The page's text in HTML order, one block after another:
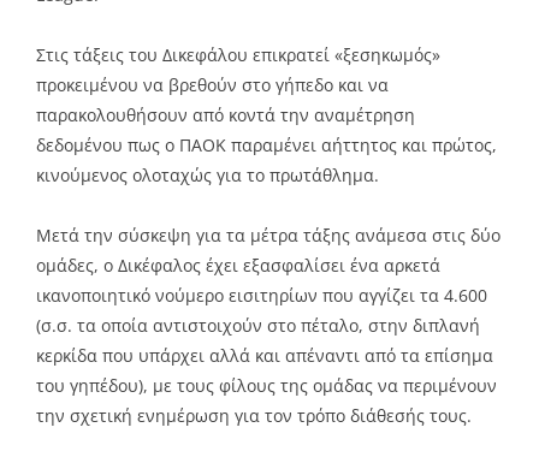
Στις τάξεις του Δικεφάλου επικρατεί «ξεσηκωμός»
προκειμένου να βρεθούν στο γήπεδο και να
παρακολουθήσουν από κοντά την αναμέτρηση
δεδομένου πως ο ΠΑΟΚ παραμένει αήττητος και πρώτος,
κινούμενος ολοταχώς για το πρωτάθλημα.
Μετά την σύσκεψη για τα μέτρα τάξης ανάμεσα στις δύο
ομάδες, ο Δικέφαλος έχει εξασφαλίσει ένα αρκετά
ικανοποιητικό νούμερο εισιτηρίων που αγγίζει τα 4.600
(σ.σ. τα οποία αντιστοιχούν στο πέταλο, στην διπλανή
κερκίδα που υπάρχει αλλά και απέναντι από τα επίσημα
του γηπέδου), με τους φίλους της ομάδας να περιμένουν
την σχετική ενημέρωση για τον τρόπο διάθεσής τους.